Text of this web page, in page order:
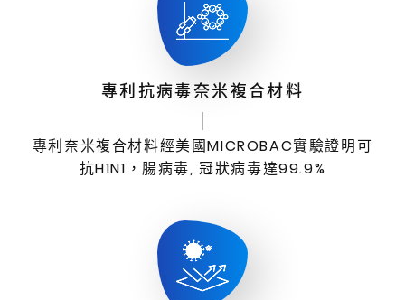
專利抗病毒奈米複合材料
專利奈米複合材料經美國MICROBAC實驗證明可
抗H1N1，腸病毒, 冠狀病毒達99.9%